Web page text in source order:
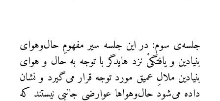
جلسه‌ی سوم: در اين جلسه سير مفهومِ حال‌وهوای
بنيادين و يافتگیْ نزد هايدگر با توجه به حال و هوای
بنيادين ملالِ عميق مورد توجه قرار می‌گيرد و نشان
داده می‌شود حال‌وهواها عوارضی جانبی نیستند كه